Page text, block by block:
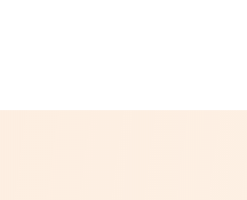
ventilatie aanwezig. Aan de andere